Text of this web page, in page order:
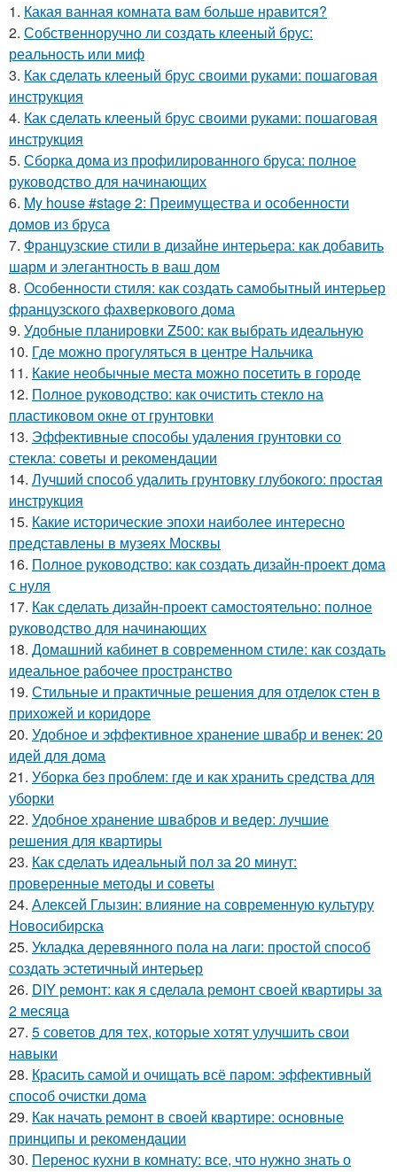
1. Какая ванная комната вам больше нравится?
2. Собственноручно ли создать клееный брус:
реальность или миф
3. Как сделать клееный брус своими руками: пошаговая
инструкция
4. Как сделать клееный брус своими руками: пошаговая
инструкция
5. Сборка дома из профилированного бруса: полное
руководство для начинающих
6. My house #stage 2: Преимущества и особенности
домов из бруса
7. Французские стили в дизайне интерьера: как добавить
шарм и элегантность в ваш дом
8. Особенности стиля: как создать самобытный интерьер
французского фахверкового дома
9. Удобные планировки Z500: как выбрать идеальную
10. Где можно прогуляться в центре Нальчика
11. Какие необычные места можно посетить в городе
12. Полное руководство: как очистить стекло на
пластиковом окне от грунтовки
13. Эффективные способы удаления грунтовки со
стекла: советы и рекомендации
14. Лучший способ удалить грунтовку глубокого: простая
инструкция
15. Какие исторические эпохи наиболее интересно
представлены в музеях Москвы
16. Полное руководство: как создать дизайн-проект дома
с нуля
17. Как сделать дизайн-проект самостоятельно: полное
руководство для начинающих
18. Домашний кабинет в современном стиле: как создать
идеальное рабочее пространство
19. Стильные и практичные решения для отделок стен в
прихожей и коридоре
20. Удобное и эффективное хранение швабр и венек: 20
идей для дома
21. Уборка без проблем: где и как хранить средства для
уборки
22. Удобное хранение швабров и ведер: лучшие
решения для квартиры
23. Как сделать идеальный пол за 20 минут:
проверенные методы и советы
24. Алексей Глызин: влияние на современную культуру
Новосибирска
25. Укладка деревянного пола на лаги: простой способ
создать эстетичный интерьер
26. DIY ремонт: как я сделала ремонт своей квартиры за
2 месяца
27. 5 советов для тех, которые хотят улучшить свои
навыки
28. Красить самой и очищать всё паром: эффективный
способ очистки дома
29. Как начать ремонт в своей квартире: основные
принципы и рекомендации
30. Перенос кухни в комнату: все, что нужно знать о